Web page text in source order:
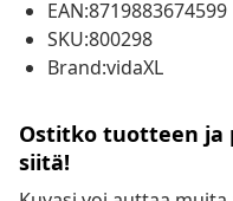
EAN:8719883674599
SKU:800298
Brand:vidaXL
Ostitko tuotteen ja
siitä!